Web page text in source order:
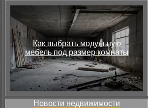
Как выбрать модульную
мебель под размер комнаты
Новости недвижимости